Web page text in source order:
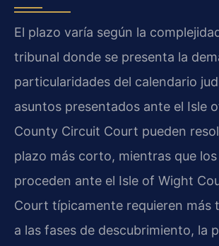
El plazo varía según la
tribunal donde se presenta la
particularidades del calendario
asuntos presentados ante el Isle
County Circuit Court pueden
plazo más corto, mientras que
proceden ante el Isle of Wight
Court típicamente requieren más
a las fases de descubrimiento, la